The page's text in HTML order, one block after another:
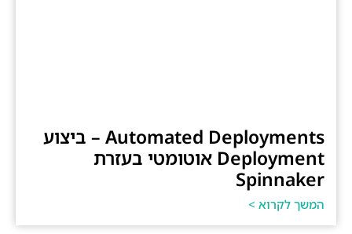
Automated Deployments – ביצוע
Deployment אוטומטי בעזרת
Spinnaker
המשך לקרוא >